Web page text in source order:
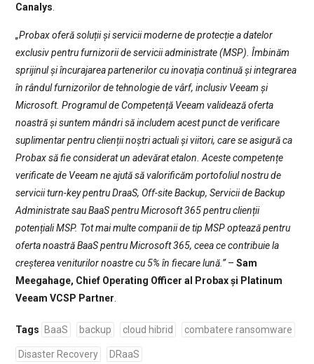
Canalys
„Probax oferă soluții și servicii moderne de protecție a datelor
exclusiv pentru furnizorii de servicii administrate (MSP). Îmbinăm
sprijinul și încurajarea partenerilor cu inovația continuă și integrarea
în rândul furnizorilor de tehnologie de vârf, inclusiv Veeam și
Microsoft. Programul de Competență Veeam validează oferta
noastră și suntem mândri să includem acest punct de verificare
suplimentar pentru clienții noștri actuali și viitori, care se asigură ca
Probax să fie considerat un adevărat etalon. Aceste competențe
verificate de Veeam ne ajută să valorificăm portofoliul nostru de
servicii turn-key pentru DraaS, Off-site Backup, Servicii de Backup
Administrate sau BaaS pentru Microsoft 365 pentru clienții
potențiali MSP. Tot mai multe companii de tip MSP optează pentru
oferta noastră BaaS pentru Microsoft 365, ceea ce contribuie la
creșterea veniturilor noastre cu 5% în fiecare lună.”– Sam
Meegahage, Chief Operating Officer al Probax și Platinum
Veeam VCSP Partner
Tags BaaS backup cloud hibrid combatere ransomware
Disaster Recovery DRaaS